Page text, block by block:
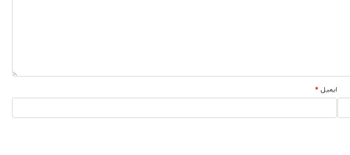
ایمیل *